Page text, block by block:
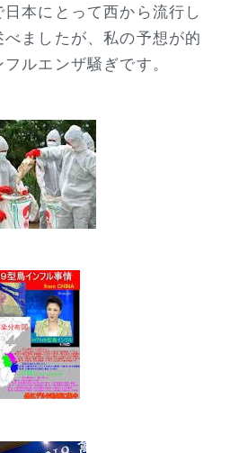
本にとって西から流行し
ましたが、私の予想が的
ルエンザ騒ぎです。